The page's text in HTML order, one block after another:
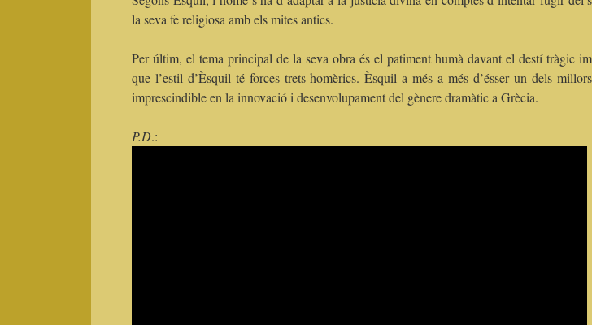
la seva fe religiosa amb els mites antics.
Per últim, el tema principal de la seva obra és el patiment humà davant el destí tràgic
que l’estil d’Èsquil té forces trets homèrics. Èsquil a més a més d’ésser un dels
imprescindible en la innovació i desenvolupament del gènere dramàtic a Grècia.
P.D.: